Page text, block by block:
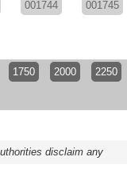
001744 001745
1750 2000 2250
disclaim any